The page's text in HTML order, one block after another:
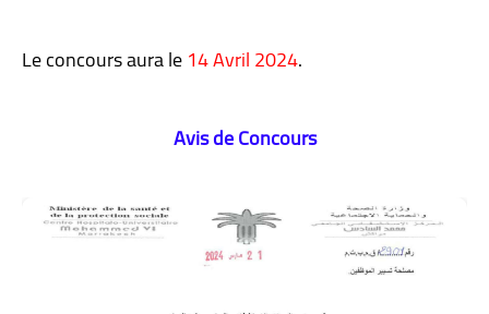
Le concours aura le14 Avril 2024.
Avis de Concours